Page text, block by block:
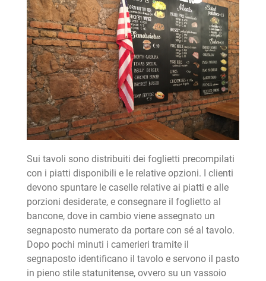
Sui tavoli sono distribuiti dei foglietti precompilati
con i piatti disponibili e le relative opzioni. I clienti
devono spuntare le caselle relative ai piatti e alle
porzioni desiderate, e consegnare il foglietto al
bancone, dove in cambio viene assegnato un
segnaposto numerato da portare con sé al tavolo.
Dopo pochi minuti i camerieri tramite il
segnaposto identificano il tavolo e servono il pasto
in pieno stile statunitense, ovvero su un vassoio